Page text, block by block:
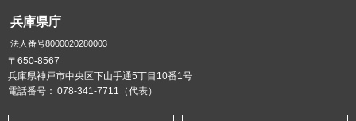
兵庫県庁
法人番号8000020280003
〒650-8567
兵庫県神戸市中央区下山手通5丁目10番1号
電話番号： 078-341-7711（代表）